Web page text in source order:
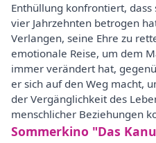
Enthüllung konfrontiert,
vier Jahrzehnten betrogen
Verlangen, seine Ehre zu
emotionale Reise, um dem
immer verändert hat,
er sich auf den Weg macht,
der Vergänglichkeit des
menschlicher Beziehungen
Sommerkino "Das